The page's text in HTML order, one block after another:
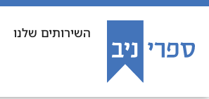
השירותים שלנו